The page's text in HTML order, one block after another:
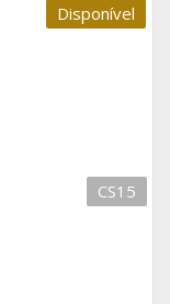
Disponível
CS15